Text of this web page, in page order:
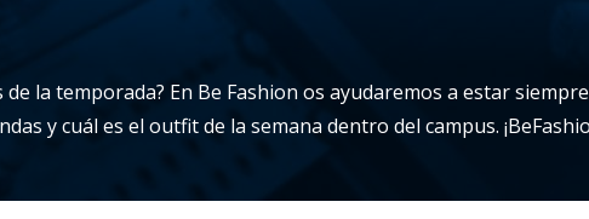
la temporada? En Be Fashion os ayudaremos a estar
y cuál es el outfit de la semana dentro del campus.